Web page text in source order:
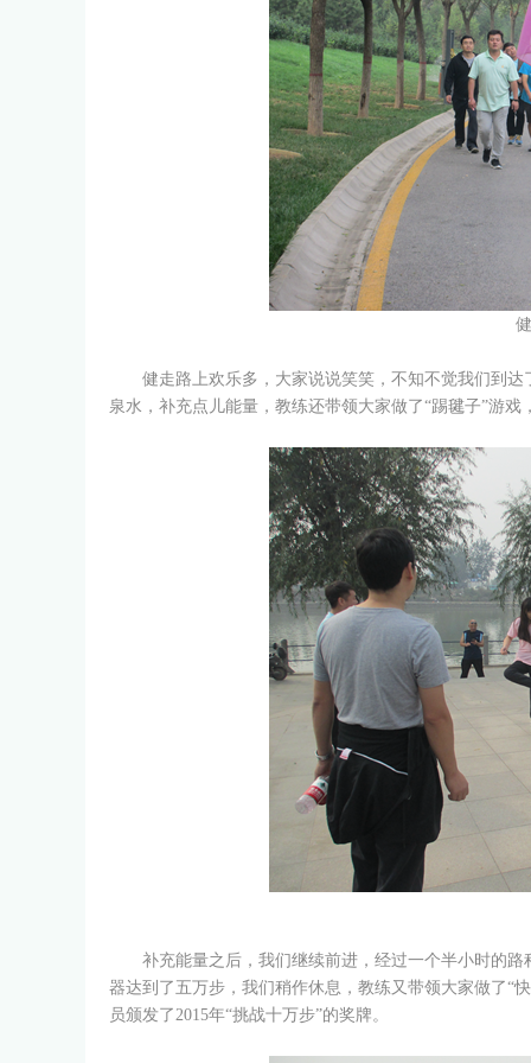
健
健走路上欢乐多，大家说说笑笑，不知不觉我们到达
泉水，补充点儿能量，教练还带领大家做了“踢毽子”游戏
补充能量之后，我们继续前进，经过一个半小时的路
器达到了五万步，我们稍作休息，教练又带领大家做了“
员颁发了2015年“挑战十万步”的奖牌。